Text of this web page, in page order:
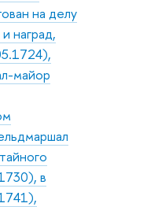
на делу
наград,
майор
в